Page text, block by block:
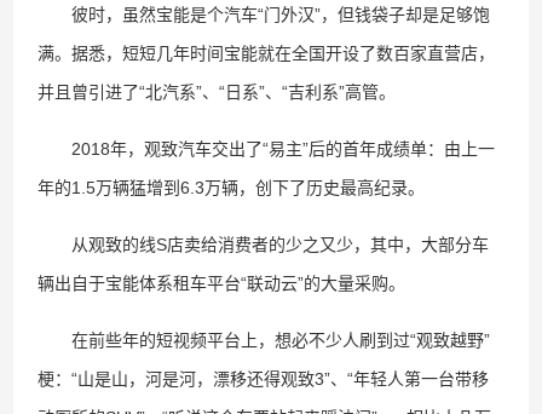
彼时，虽然宝能是个汽车“门外汉”，但钱袋子却是足够饱
满。据悉，短短几年时间宝能就在全国开设了数百家直营店，
并且曾引进了“北汽系”、“日系”、“吉利系”高管。
2018年，观致汽车交出了“易主”后的首年成绩单：由上一
年的1.5万辆猛增到6.3万辆，创下了历史最高纪录。
从观致的线S店卖给消费者的少之又少，其中，大部分车
辆出自于宝能体系租车平台“联动云”的大量采购。
在前些年的短视频平台上，想必不少人刷到过“观致越野”
梗：“山是山，河是河，漂移还得观致3”、“年轻人第一台带移